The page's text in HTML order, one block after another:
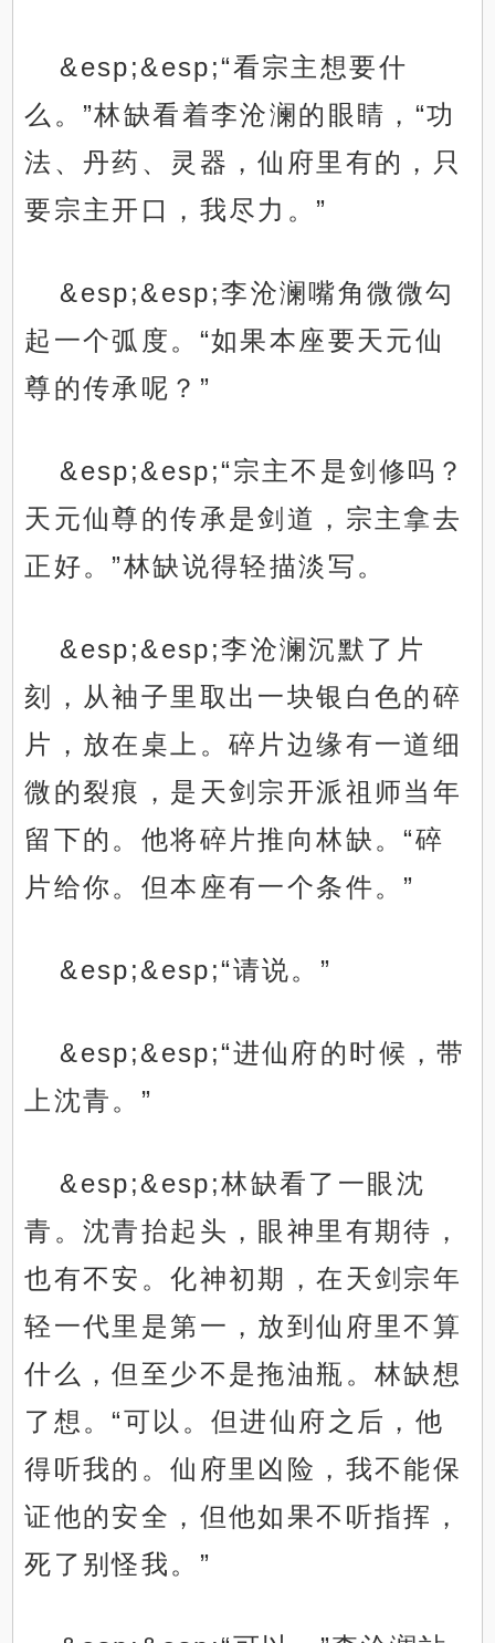
&esp;&esp;“看宗主想要什
么。”林缺看着李沧澜的眼睛，“功
法、丹药、灵器，仙府里有的，只
要宗主开口，我尽力。”
&esp;&esp;李沧澜嘴角微微勾
起一个弧度。“如果本座要天元仙
尊的传承呢？”
&esp;&esp;“宗主不是剑修吗？
天元仙尊的传承是剑道，宗主拿去
正好。”林缺说得轻描淡写。
&esp;&esp;李沧澜沉默了片
刻，从袖子里取出一块银白色的碎
片，放在桌上。碎片边缘有一道细
微的裂痕，是天剑宗开派祖师当年
留下的。他将碎片推向林缺。“碎
片给你。但本座有一个条件。”
&esp;&esp;“请说。”
&esp;&esp;“进仙府的时候，带
上沈青。”
&esp;&esp;林缺看了一眼沈
青。沈青抬起头，眼神里有期待，
也有不安。化神初期，在天剑宗年
轻一代里是第一，放到仙府里不算
什么，但至少不是拖油瓶。林缺想
了想。“可以。但进仙府之后，他
得听我的。仙府里凶险，我不能保
证他的安全，但他如果不听指挥，
死了别怪我。”